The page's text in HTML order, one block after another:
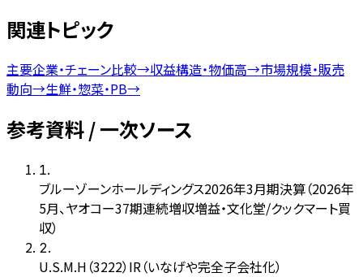
関連トピック
主要企業・チェーン比較→収益構造・物価高→市場規模・販売
動向→生鮮・惣菜・PB→
参考資料 / 一次ソース
1.
ブルーゾーンホールディングス2026年3月期決算（2026年
5月、ヤオコー37期連続増収増益・文化堂/クックマート買
収）
2.
U.S.M.H（3222）IR（いなげや完全子会社化）